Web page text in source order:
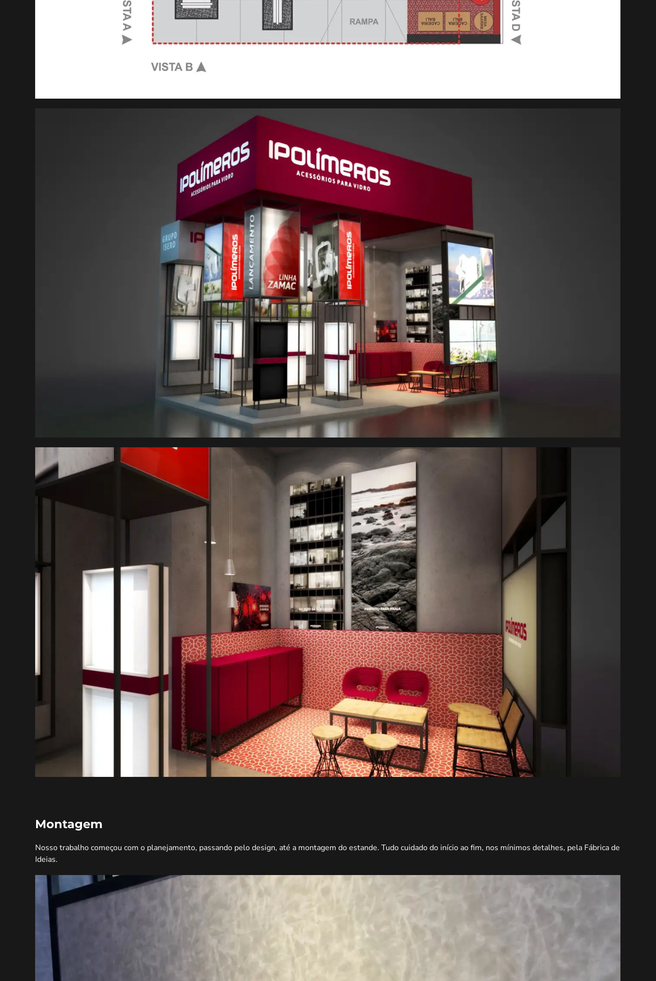
Montagem
Nosso trabalho começou com o planejamento, passando pelo design, até a montagem do estande. Tudo cuidado do início ao fim, nos mínimos detalhes, pela Fábrica de
Ideias.